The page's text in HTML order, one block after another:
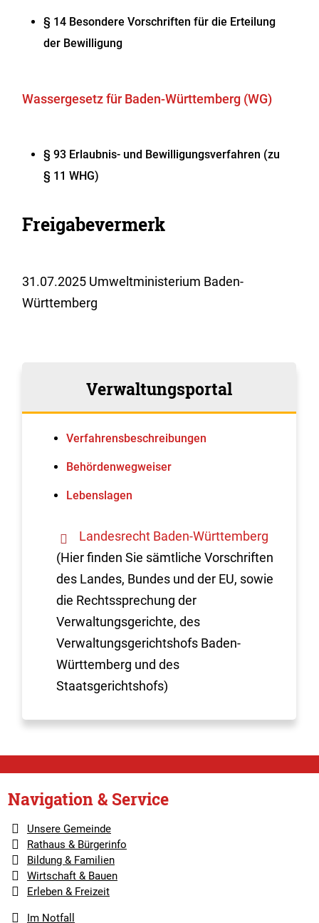
§ 14 Besondere Vorschriften für die Erteilung
der Bewilligung
Wassergesetz für Baden-Württemberg (WG)
§ 93 Erlaubnis- und Bewilligungsverfahren (zu
§ 11 WHG)
Freigabevermerk
31.07.2025 Umweltministerium Baden-
Württemberg
Verwaltungsportal
Verfahrens­beschreibungen
Behördenwegweiser
Lebenslagen
Landesrecht Baden-Württemberg
(Hier finden Sie sämtliche Vorschriften
des Landes, Bundes und der EU, sowie
die Rechtssprechung der
Verwaltungsgerichte, des
Verwaltungsgerichtshofs Baden-
Württemberg und des
Staatsgerichtshofs)
Navigation & Service
Unsere Gemeinde
Rathaus & Bürgerinfo
Bildung & Familien
Wirtschaft & Bauen
Erleben & Freizeit
Im Notfall